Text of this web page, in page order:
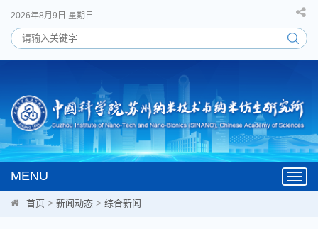
2026年8月9日 星期日
MENU
首页 > 新闻动态 > 综合新闻